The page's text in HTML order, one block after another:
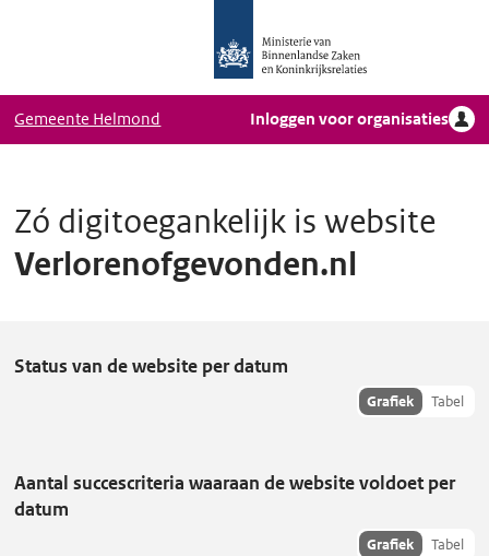
Ministerie
van
Binnenlandse
Zaken
en
Homepage
DigiToegankelijk
Gemeente Helmond Inloggen voor organisaties
Zó digitoegankelijk is website
Verlorenofgevonden.nl
V
o
r
Status van de website per datum
Toon
Grafiek Tabel
Aantal succescriteria waaraan de website voldoet per
datum
Toon
Grafiek Tabel